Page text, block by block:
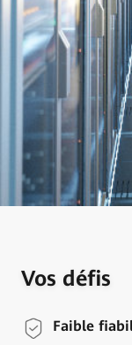
Vos défis
Faible